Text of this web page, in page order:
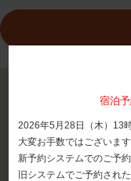
ご予約の
宿泊
2026年5月28日（木）13
大変お手数ではございま
新予約システムでのご予
旧システムでご予約され